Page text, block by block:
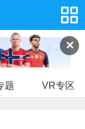
✕
题 VR专区